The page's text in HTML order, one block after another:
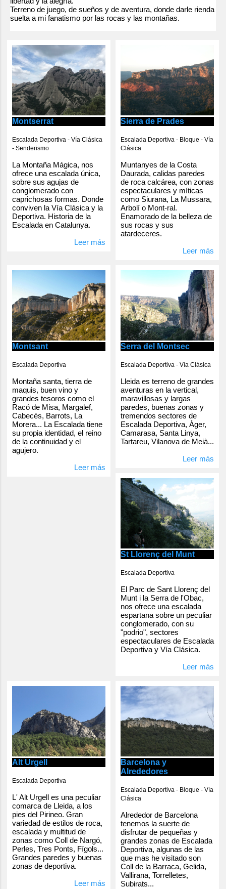
Terreno de juego, de sueños y de aventura, donde darle rienda
suelta a mi fanatismo por las rocas y las montañas.
Montserrat
Escalada Deportiva - Vía Clásica
- Senderismo
La Montaña Mágica, nos
ofrece una escalada única,
sobre sus agujas de
conglomerado con
caprichosas formas. Donde
conviven la Vía Clásica y la
Deportiva. Historia de la
Escalada en Catalunya.
Leer más
Sierra de Prades
Escalada Deportiva - Bloque - Vía
Clásica
Muntanyes de la Costa
Daurada, calidas paredes
de roca calcárea, con zonas
espectaculares y míticas
como Siurana, La Mussara,
Arbolí o Mont-ral.
Enamorado de la belleza de
sus rocas y sus
atardeceres.
Leer más
Montsant
Escalada Deportiva
Montaña santa, tierra de
maquis, buen vino y
grandes tesoros como el
Racó de Misa, Margalef,
Cabecés, Barrots, La
Morera... La Escalada tiene
su propia identidad, el reino
de la continuidad y el
agujero.
Leer más
Serra del Montsec
Escalada Deportiva - Vía Clásica
Lleida es terreno de grandes
aventuras en la vertical,
maravillosas y largas
paredes, buenas zonas y
tremendos sectores de
Escalada Deportiva, Àger,
Camarasa, Santa Linya,
Tartareu, Vilanova de Meià...
Leer más
St Llorenç del Munt
Escalada Deportiva
El Parc de Sant Llorenç del
Munt i la Serra de l'Obac,
nos ofrece una escalada
espartana sobre un peculiar
conglomerado, con su
"podrio", sectores
espectaculares de Escalada
Deportiva y Vía Clásica.
Leer más
Alt Urgell
Escalada Deportiva
L' Alt Urgell es una peculiar
comarca de Lleida, a los
pies del Pirineo. Gran
variedad de estilos de roca,
escalada y multitud de
zonas como Coll de Nargó,
Perles, Tres Ponts, Fígols...
Grandes paredes y buenas
zonas de deportiva.
Leer más
Barcelona y
Alrededores
Escalada Deportiva - Bloque - Vía
Clásica
Alrededor de Barcelona
tenemos la suerte de
disfrutar de pequeñas y
grandes zonas de Escalada
Deportiva, algunas de las
que mas he visitado son
Coll de la Barraca, Gelida,
Vallirana, Torrelletes,
Subirats...